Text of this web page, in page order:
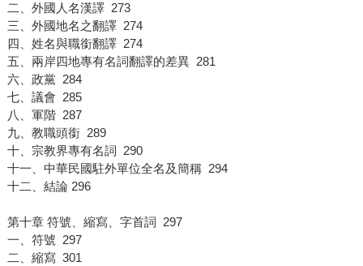
二、外國人名漢譯 273
三、外國地名之翻譯 274
四、姓名與職銜翻譯 274
五、兩岸四地專有名詞翻譯的差異 281
六、政黨 284
七、議會 285
八、軍階 287
九、教職頭銜 289
十、宗教界專有名詞 290
十一、中華民國駐外單位全名及簡稱 294
十二、結論 296
第十章 符號、縮寫、字首詞 297
一、符號 297
二、縮寫 301